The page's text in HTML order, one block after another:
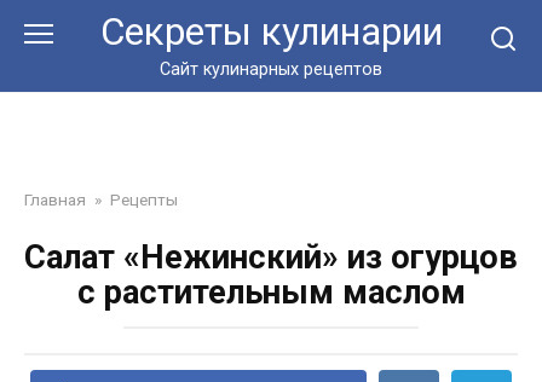
Секреты кулинарии
Сайт кулинарных рецептов
Главная » Рецепты
Салат «Нежинский» из огурцов
с растительным маслом